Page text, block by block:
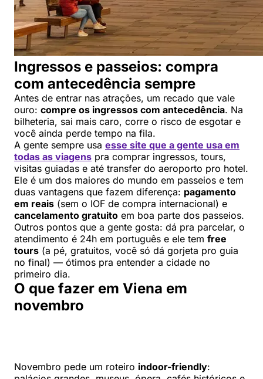
Ingressos e passeios: compra
com antecedência sempre
Antes de entrar nas atrações, um recado que vale
ouro: compre os ingressos com antecedência. Na
bilheteria, sai mais caro, corre o risco de esgotar e
você ainda perde tempo na fila.
A gente sempre usa esse site que a gente usa em
todas as viagens pra comprar ingressos, tours,
visitas guiadas e até transfer do aeroporto pro hotel.
Ele é um dos maiores do mundo em passeios e tem
duas vantagens que fazem diferença: pagamento
em reais (sem o IOF de compra internacional) e
cancelamento gratuito em boa parte dos passeios.
Outros pontos que a gente gosta: dá pra parcelar, o
atendimento é 24h em português e ele tem free
tours (a pé, gratuitos, você só dá gorjeta pro guia
no final) — ótimos pra entender a cidade no
primeiro dia.
O que fazer em Viena em
novembro
Novembro pede um roteiro indoor-friendly: